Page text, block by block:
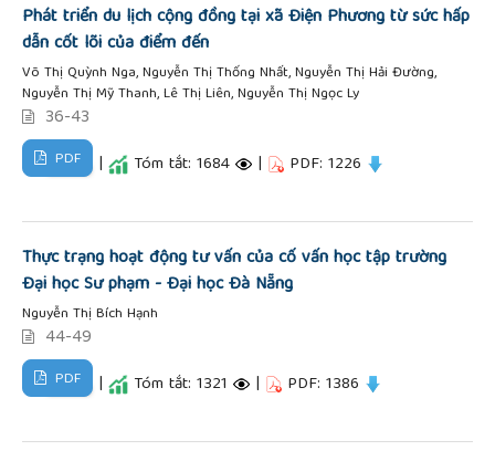
Phát triển du lịch cộng đồng tại xã Điện Phương từ sức hấp
dẫn cốt lõi của điểm đến
Võ Thị Quỳnh Nga, Nguyễn Thị Thống Nhất, Nguyễn Thị Hải Đường,
Nguyễn Thị Mỹ Thanh, Lê Thị Liên, Nguyễn Thị Ngọc Ly
36-43
PDF | Tóm tắt: 1684 | PDF: 1226
Thực trạng hoạt động tư vấn của cố vấn học tập trường
Đại học Sư phạm - Đại học Đà Nẵng
Nguyễn Thị Bích Hạnh
44-49
PDF | Tóm tắt: 1321 | PDF: 1386